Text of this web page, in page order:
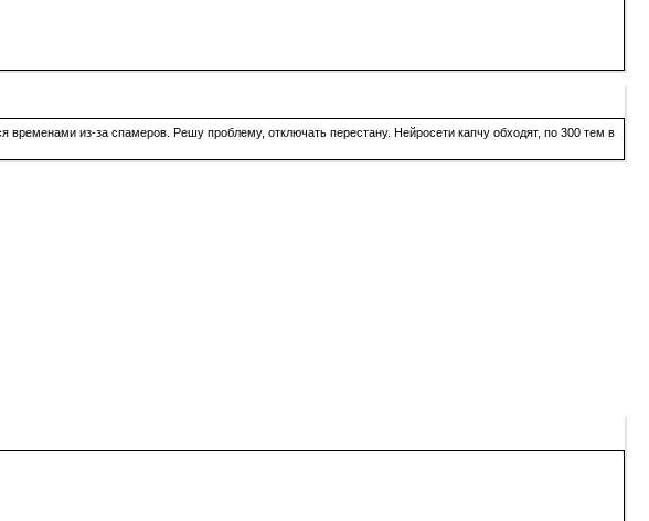
из-за спамеров. Решу проблему, отключать перестану. Нейросети капчу обходят, по 300 тем в